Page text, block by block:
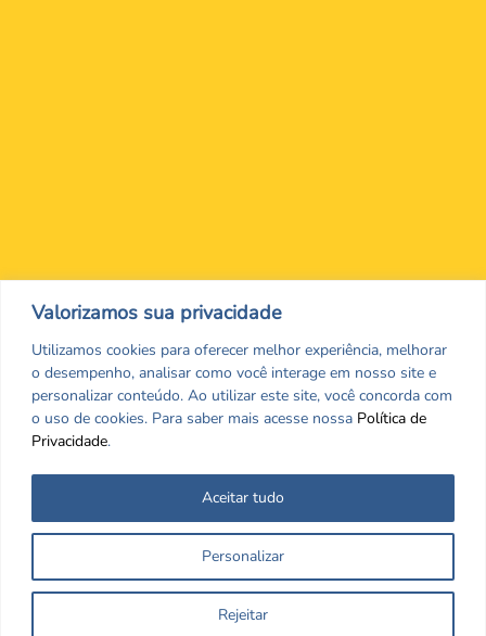
Valorizamos sua privacidade
Utilizamos cookies para oferecer melhor experiência, melhorar
o desempenho, analisar como você interage em nosso site e
personalizar conteúdo. Ao utilizar este site, você concorda com
o uso de cookies. Para saber mais acesse nossa Política de
Privacidade.
Personalizar
Rejeitar
Aceitar tudo
Todos os direitos reservados. CRF/MS. Copyrigth ©2026
Desenvolvido por